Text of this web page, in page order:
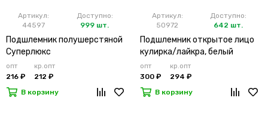
Артикул:
44597
Доступно:
999 шт.
Подшлемник полушерстяной
Суперлюкс
опт
216 ₽
кр.опт
212 ₽
В корзину
Артикул:
50972
Доступно:
642 шт.
Подшлемник открытое лицо
кулирка/лайкра, белый
опт
300 ₽
кр.опт
294 ₽
В корзину